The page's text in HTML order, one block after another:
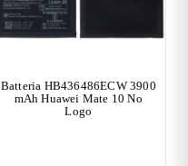
Batteria HB436486ECW 3900
mAh Huawei Mate 10 No
Logo